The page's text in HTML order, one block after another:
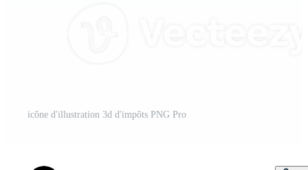
icône d'illustration 3d d'impôts PNG Pro